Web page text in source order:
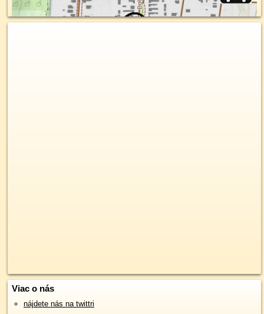
Viac o nás
nájdete nás na twittri